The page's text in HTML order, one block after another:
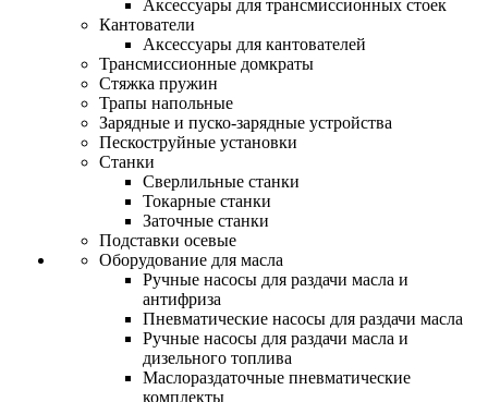
Аксессуары для трансмиссионных стоек
Кантователи
Аксессуары для кантователей
Трансмиссионные домкраты
Стяжка пружин
Трапы напольные
Зарядные и пуско-зарядные устройства
Пескоструйные установки
Станки
Сверлильные станки
Токарные станки
Заточные станки
Подставки осевые
Оборудование для масла
Ручные насосы для раздачи масла и
антифриза
Пневматические насосы для раздачи масла
Ручные насосы для раздачи масла и
дизельного топлива
Маслораздаточные пневматические
комплекты